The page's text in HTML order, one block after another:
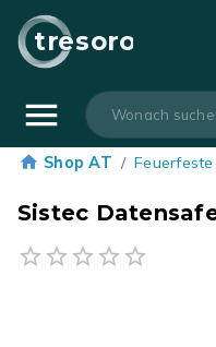
tresoro
Shop AT /
Sistec Datensafe